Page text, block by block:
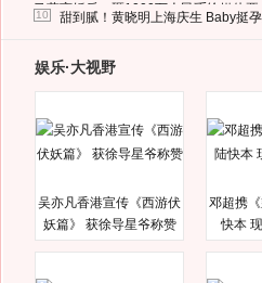
马蓉离婚后，砸1000万人民币给媒体要
10 甜到腻！黄晓明上海庆生 Baby挺
娱乐·大视野
吴亦凡香港宣传《西游伏
妖篇》 获徐导星爷称赞
邓超携
快本